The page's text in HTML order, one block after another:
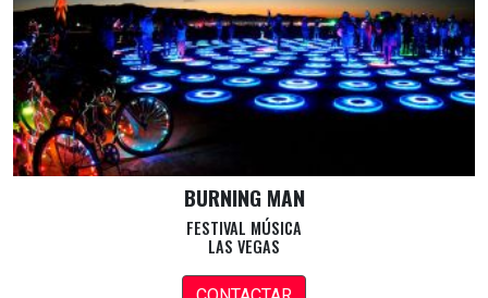
BURNING MAN
FESTIVAL MÚSICA
LAS VEGAS